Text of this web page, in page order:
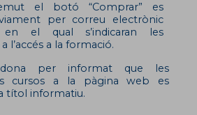
el botó “Comprar” es
per correu electrònic
el qual s’indicaran les
l’accés a la formació.
per informat que les
cursos a la pàgina web es
títol informatiu.